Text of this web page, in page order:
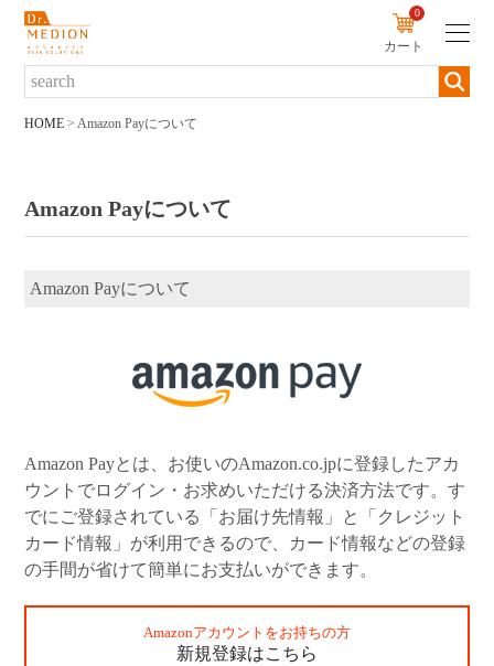
0
カート
新規会員登録
商品一覧から探す
初めての方へ
Dr.MEDIONについて
お手入れステップ
HOME Amazon Payについて
Amazon Payについて
Amazon Payについて
Amazon Payとは、お使いのAmazon.co.jpに登録したアカ
ウントでログイン・お求めいただける決済方法です。す
でにご登録されている「お届け先情報」と「クレジット
カード情報」が利用できるので、カード情報などの登録
の手間が省けて簡単にお支払いができます。
Amazonアカウントをお持ちの方
新規登録はこちら